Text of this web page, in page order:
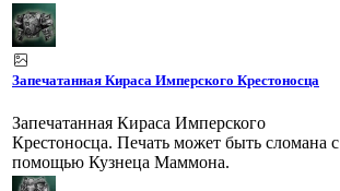
Запечатанная Кираса Имперского Крестоносца
Запечатанная Кираса Имперского
Крестоносца. Печать может быть сломана с
помощью Кузнеца Маммона.